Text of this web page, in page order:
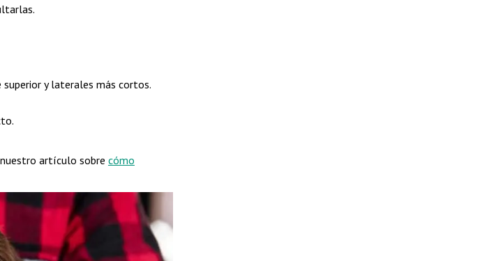
y laterales más cortos.
artículo sobre cómo